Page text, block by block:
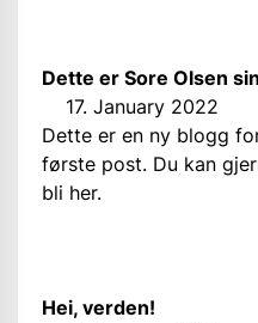
Dette er Sore Olsen
17. January 2022
Dette er en ny blogg
første post. Du kan
bli her.
Hei, verden!